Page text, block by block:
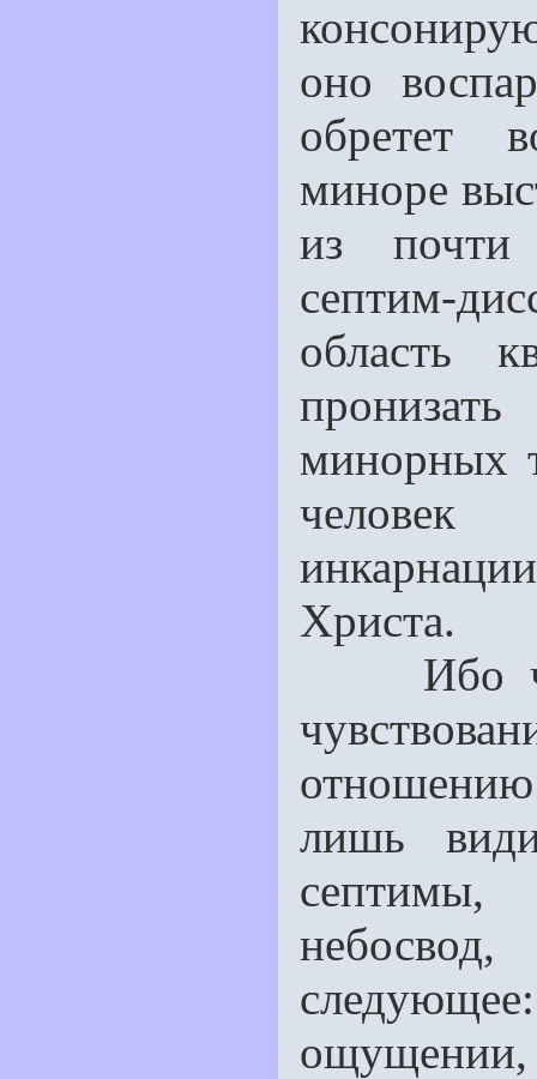
оно
обретет
миноре
из почти
септим-
область
минорных
Христа.
Ибо
лишь